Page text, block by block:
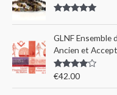
out of 5
GLNF Ensemble
Ancien et
Rated
of 5
€42.00